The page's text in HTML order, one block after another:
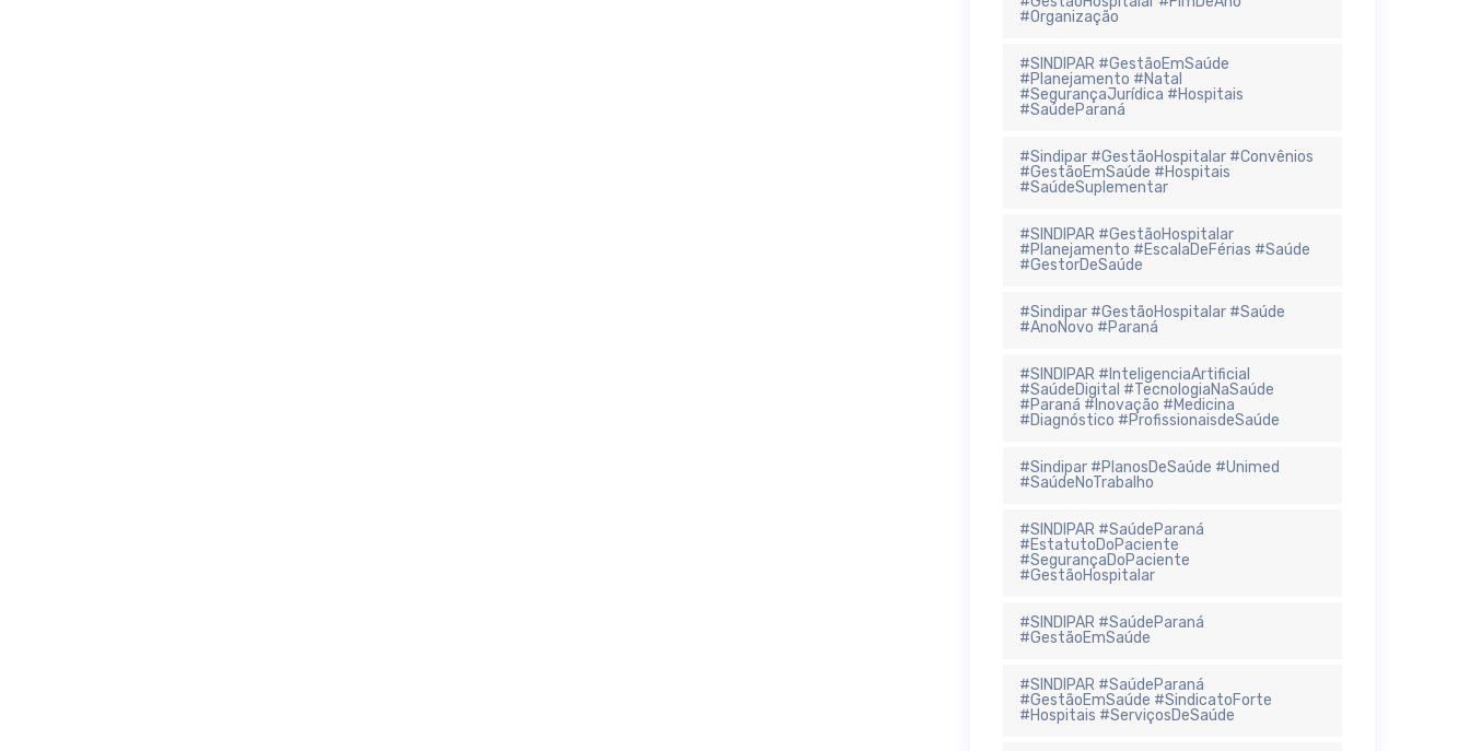
#Organização
#SINDIPAR #GestãoEmSaúde
#Planejamento #Natal
#SegurançaJurídica #Hospitais
#SaúdeParaná
#Sindipar #GestãoHospitalar #Convênios
#GestãoEmSaúde #Hospitais
#SaúdeSuplementar
#SINDIPAR #GestãoHospitalar
#Planejamento #EscalaDeFérias #Saúde
#GestorDeSaúde
#Sindipar #GestãoHospitalar #Saúde
#AnoNovo #Paraná
#SINDIPAR #InteligenciaArtificial
#SaúdeDigital #TecnologiaNaSaúde
#Paraná #Inovação #Medicina
#Diagnóstico #ProfissionaisdeSaúde
#Sindipar #PlanosDeSaúde #Unimed
#SaúdeNoTrabalho
#SINDIPAR #SaúdeParaná
#EstatutoDoPaciente
#SegurançaDoPaciente
#GestãoHospitalar
#SINDIPAR #SaúdeParaná
#GestãoEmSaúde
#SINDIPAR #SaúdeParaná
#GestãoEmSaúde #SindicatoForte
#Hospitais #ServiçosDeSaúde